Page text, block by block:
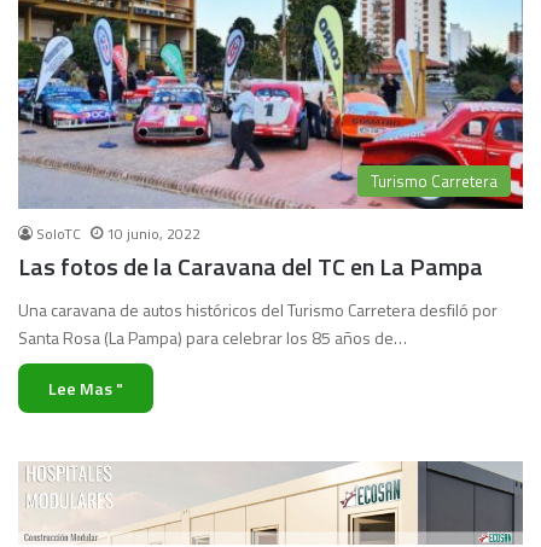
Turismo Carretera
SoloTC 10 junio, 2022
Las fotos de la Caravana del TC en La Pampa
Una caravana de autos históricos del Turismo Carretera desfiló por
Santa Rosa (La Pampa) para celebrar los 85 años de…
Lee Mas "